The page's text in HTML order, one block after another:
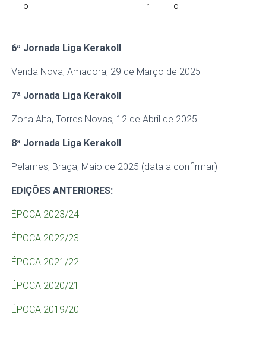
o
r
o
6ª Jornada Liga Kerakoll
Venda Nova, Amadora, 29 de Março de 2025
7ª Jornada Liga Kerakoll
Zona Alta, Torres Novas, 12 de Abril de 2025
8ª Jornada Liga Kerakoll
Pelames, Braga, Maio de 2025 (data a confirmar)
EDIÇÕES ANTERIORES:
ÉPOCA 2023/24
ÉPOCA 2022/23
ÉPOCA 2021/22
ÉPOCA 2020/21
ÉPOCA 2019/20